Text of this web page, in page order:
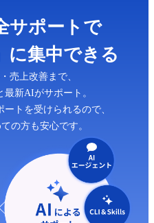
サポートで
に集中できる
売上改善まで、
新AIがサポート。
トを受けられるので、
の方も安心です。